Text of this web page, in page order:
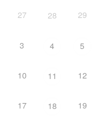
27 28 29
3 4 5
10 11 12
17 18 19